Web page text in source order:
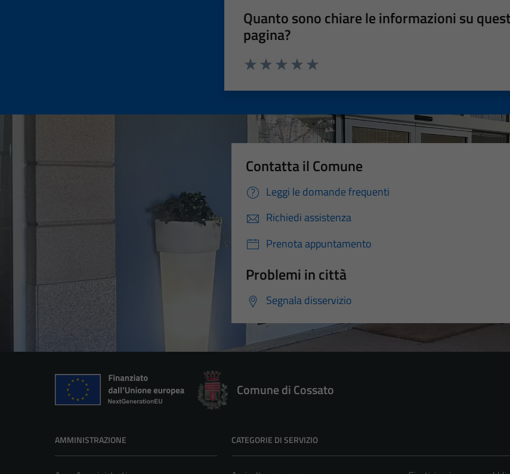
Quanto sono chiare le informazioni su
pagina?
Contatta il Comune
Leggi le domande frequenti
Richiedi assistenza
Prenota appuntamento
Problemi in città
Segnala disservizio
Comune di Cossato
AMMINISTRAZIONE CATEGORIE DI SERVIZIO